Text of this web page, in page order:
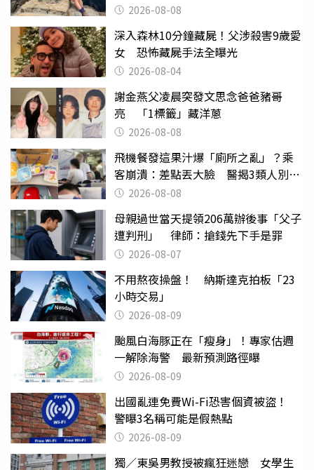
沒找到
2026-08-08
深入森林10分鐘藏屍！父涉殺害9歲愛
女 恐怖藏屍手法全曝光
2026-08-04
謝金燕父凌晨突發文思念爸爸豬哥
亮 「1標籤」藏洋蔥
2026-08-08
飛機餐發這果汁爆「廁所之亂」？乘
客崩潰：差點丟大臉 醫揭3類人別亂
喝 2026-08-08
母親過世當天提領206萬辦後事「父子
遭判刑」 律師：搶錢先下手是罪
2026-08-07
不用熬夜操盤！ 納斯達克拍板「23
小時交易」
2026-08-09
颱風白海豚正在「瘦身」！專家估週
一解除海警 最新預測路徑曝
2026-08-09
出國亂連免費Wi-Fi恐害個資被盜！
警曝3名稱可能是假熱點
2026-08-09
獨／東吳男教授被瘋狂迷戀 女學生